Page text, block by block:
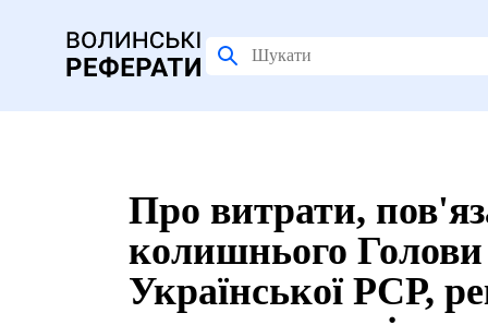
Про витрати,
колишнього Голови
Української РСР,